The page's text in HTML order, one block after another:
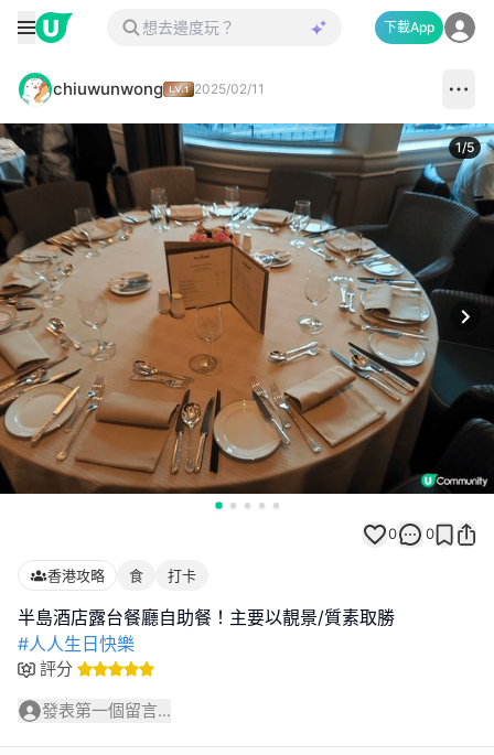
下載App
chiuwunwong 2025/02/11
1/5
0 0
香港攻略 食 打卡
#人人生日快樂
評分
發表第一個留言...